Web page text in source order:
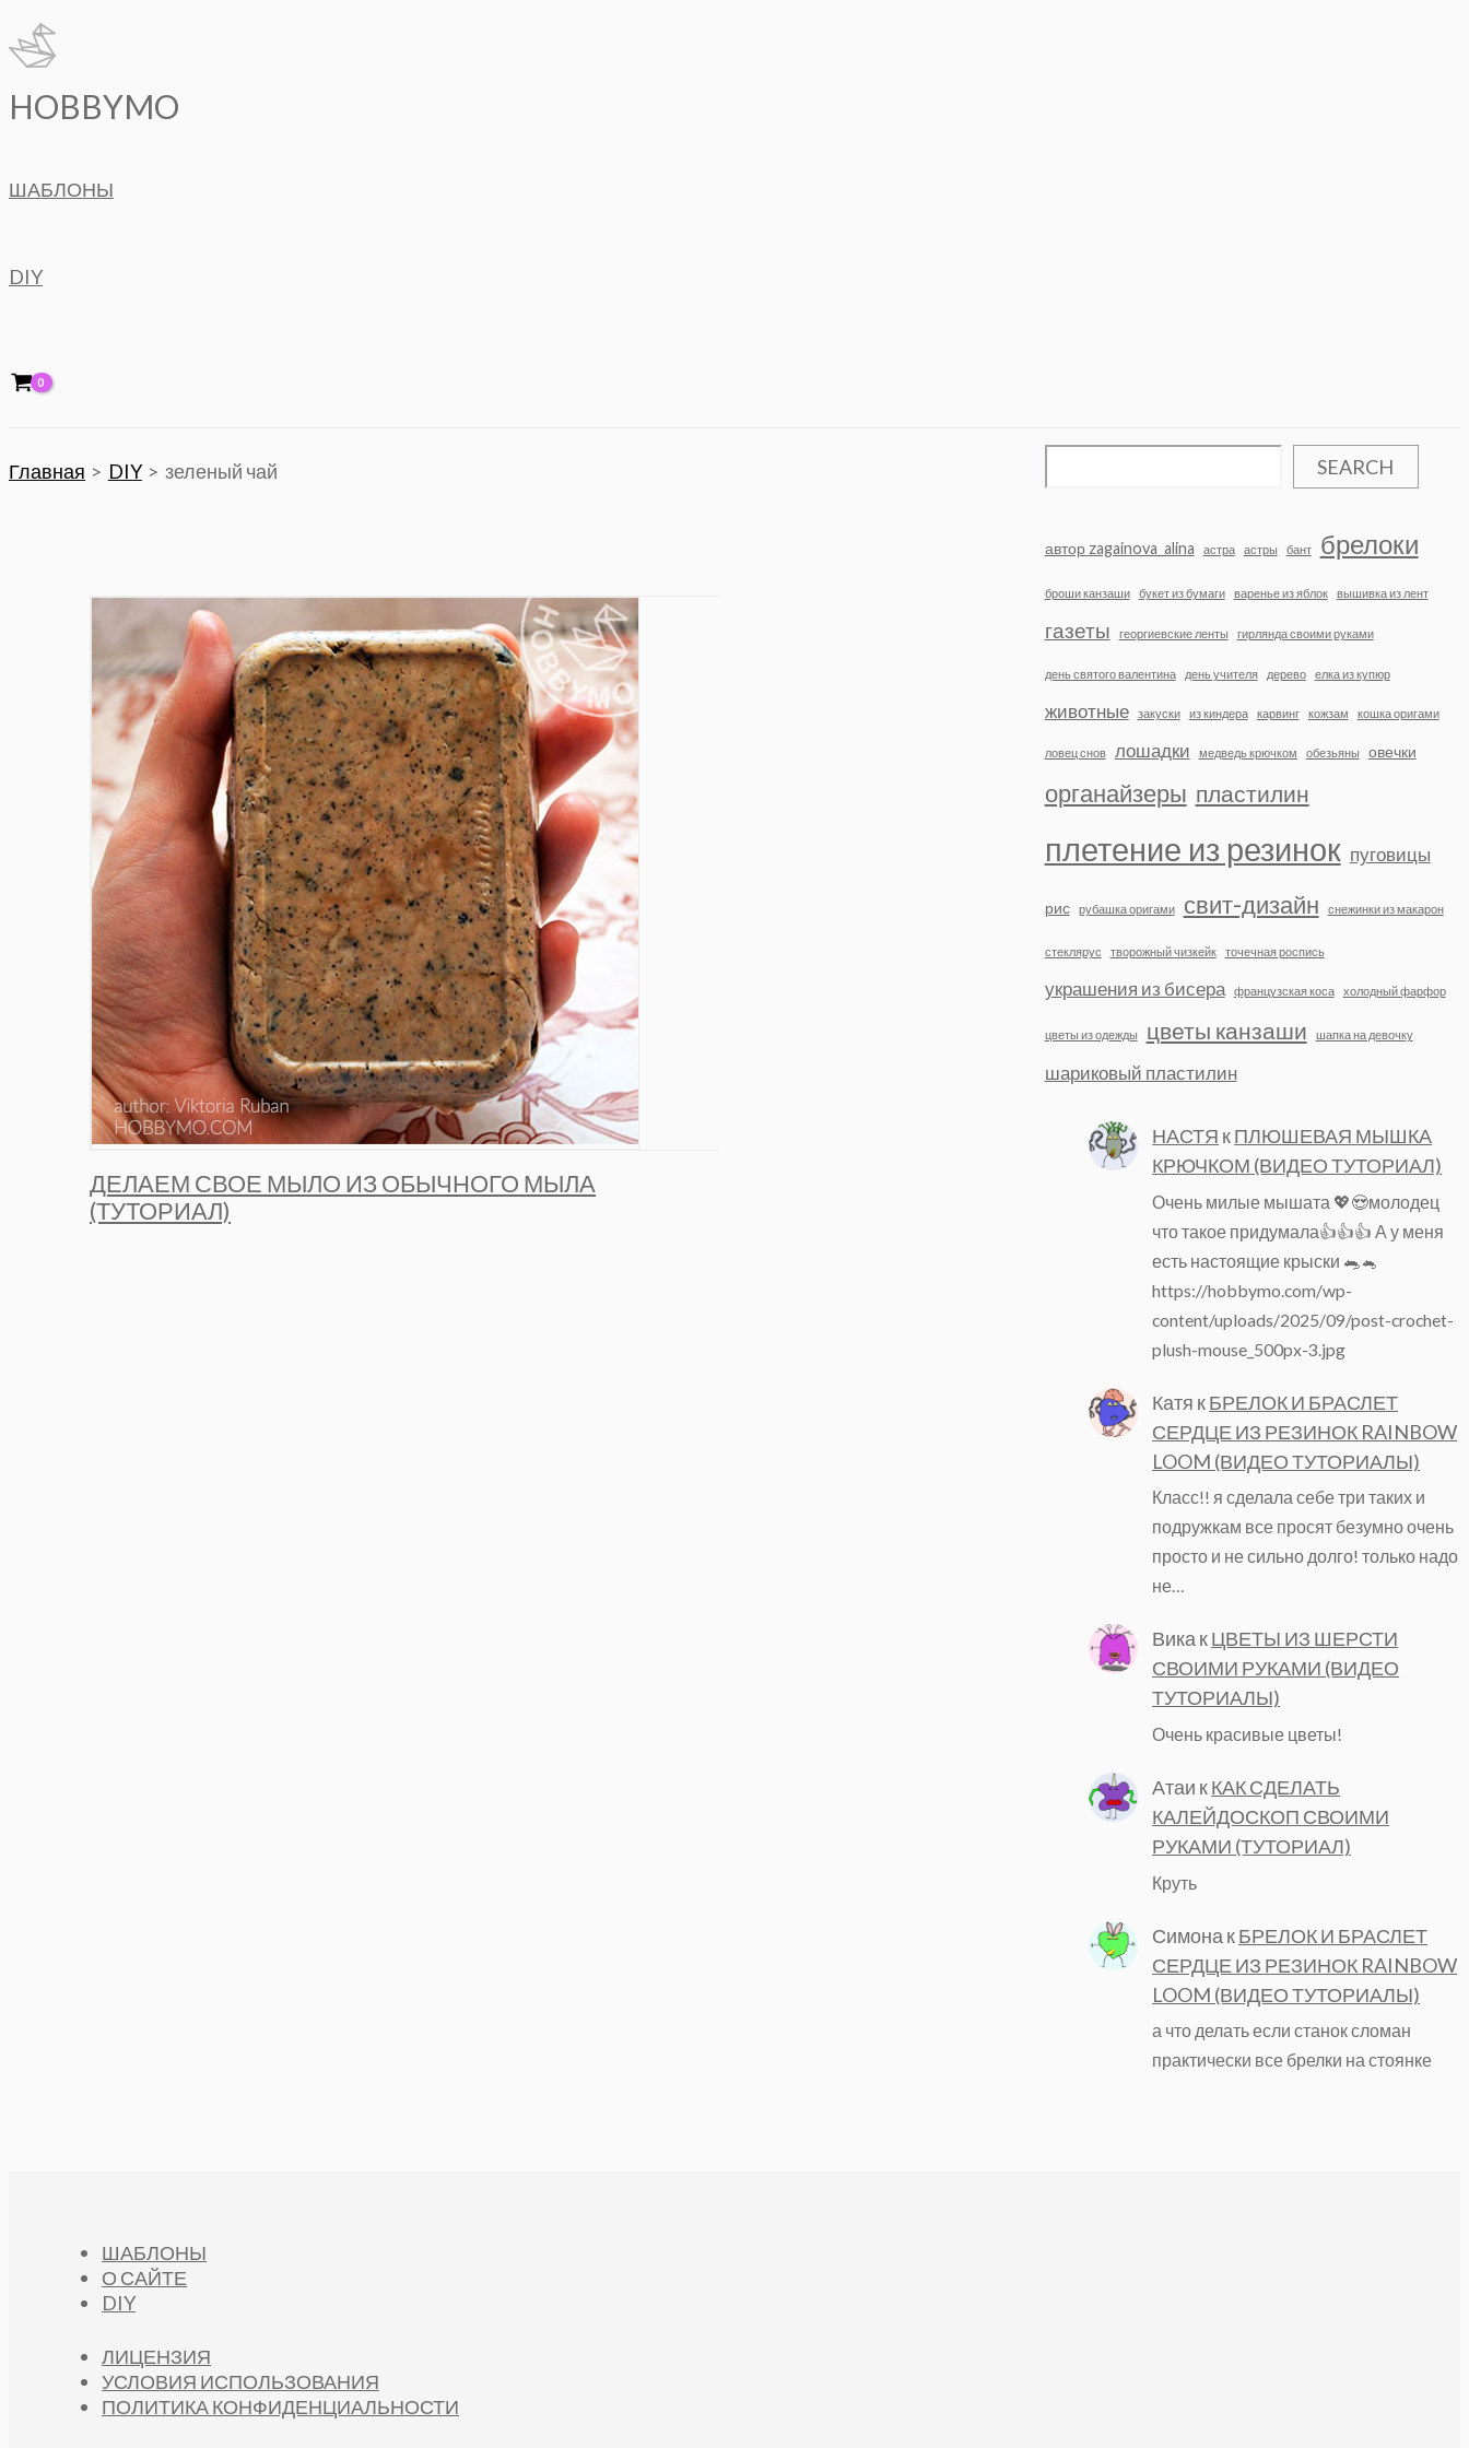
Перейти
к
содержимому
HOBBYMO
ШАБЛОНЫ
DIY
Главная DIY зеленый чай
ДЕЛАЕМ СВОЕ МЫЛО ИЗ ОБЫЧНОГО МЫЛА
(ТУТОРИАЛ)
SEARCH
автор zagainova_alina астра астры бант брелоки
броши канзаши букет из бумаги варенье из яблок вышивка из лент
газеты георгиевские ленты гирлянда своими руками
день святого валентина день учителя дерево елка из купюр
животные закуски из киндера карвинг кожзам кошка оригами
ловец снов лошадки медведь крючком обезьяны овечки
органайзеры пластилин
плетение из резинок пуговицы
рис рубашка оригами свит-дизайн снежинки из макарон
стеклярус творожный чизкейк точечная роспись
украшения из бисера французская коса холодный фарфор
цветы из одежды цветы канзаши шапка на девочку
шариковый пластилин
НАСТЯ кПЛЮШЕВАЯ МЫШКА
КРЮЧКОМ (ВИДЕО ТУТОРИАЛ)
Очень милые мышата 💖😍молодец
что такое придумала👍👍👍 А у меня
есть настоящие крыски 🐀🐁
https://hobbymo.com/wp-
content/uploads/2025/09/post-crochet-
plush-mouse_500px-3.jpg
Катя кБРЕЛОК И БРАСЛЕТ
СЕРДЦЕ ИЗ РЕЗИНОК RAINBOW
LOOM (ВИДЕО ТУТОРИАЛЫ)
Класс!! я сделала себе три таких и
подружкам все просят безумно очень
просто и не сильно долго! только надо
не…
ВикакЦВЕТЫ ИЗ ШЕРСТИ
СВОИМИ РУКАМИ (ВИДЕО
ТУТОРИАЛЫ)
Очень красивые цветы!
Атаи кКАК СДЕЛАТЬ
КАЛЕЙДОСКОП СВОИМИ
РУКАМИ (ТУТОРИАЛ)
Круть
Симона кБРЕЛОК И БРАСЛЕТ
СЕРДЦЕ ИЗ РЕЗИНОК RAINBOW
LOOM (ВИДЕО ТУТОРИАЛЫ)
а что делать если станок сломан
практически все брелки на стоянке
ШАБЛОНЫ
О САЙТЕ
DIY
ЛИЦЕНЗИЯ
УСЛОВИЯ ИСПОЛЬЗОВАНИЯ
ПОЛИТИКА КОНФИДЕНЦИАЛЬНОСТИ